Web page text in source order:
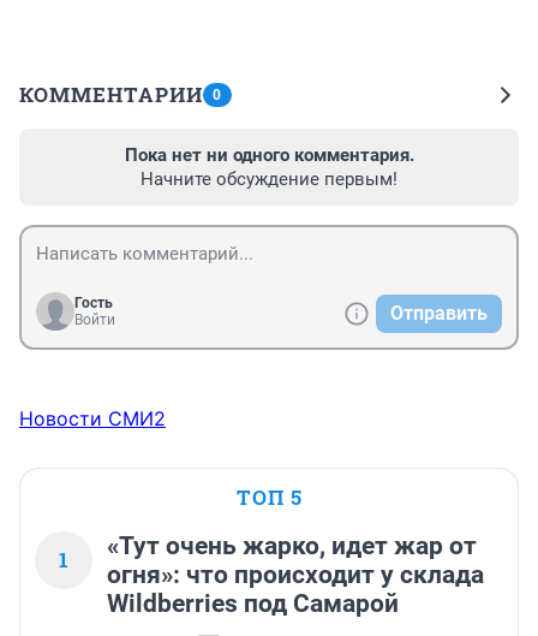
КОММЕНТАРИИ 0
Пока нет ни одного комментария.
Начните обсуждение первым!
Гость
Войти
Отправить
Новости СМИ2
ТОП 5
1
«Тут очень жарко, идет жар от
огня»: что происходит у склада
Wildberries под Самарой